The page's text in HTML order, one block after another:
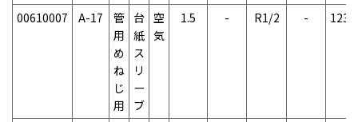
00610007 A-17
管
用
め
ね
じ
用
台
紙
ス
リ
ー
ブ
空
気
1.5 - R1/2 - 123g